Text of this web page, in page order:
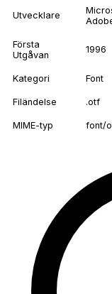
Utvecklare
Första
Utgåvan
1996
Kategori Font
Filändelse .otf
MIME-typ font/